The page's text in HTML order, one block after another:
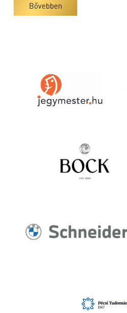
Bővebben